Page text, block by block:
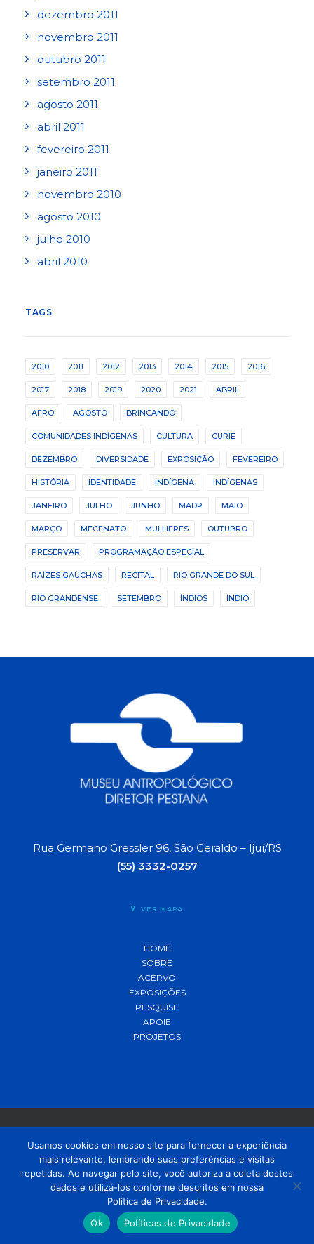
dezembro 2011
novembro 2011
outubro 2011
setembro 2011
agosto 2011
abril 2011
fevereiro 2011
janeiro 2011
novembro 2010
agosto 2010
julho 2010
abril 2010
TAGS
2010 2011 2012 2013 2014 2015 2016
2017 2018 2019 2020 2021 ABRIL
AFRO AGOSTO BRINCANDO
COMUNIDADES INDÍGENAS CULTURA CURIE
DEZEMBRO DIVERSIDADE EXPOSIÇÃO FEVEREIRO
HISTÓRIA IDENTIDADE INDÍGENA INDÍGENAS
JANEIRO JULHO JUNHO MADP MAIO
MARÇO MECENATO MULHERES OUTUBRO
PRESERVAR PROGRAMAÇÃO ESPECIAL
RAÍZES GAÚCHAS RECITAL RIO GRANDE DO SUL
RIO GRANDENSE SETEMBRO ÍNDIOS ÍNDIO
Rua Germano Gressler 96, São Geraldo – Ijuí/RS
(55) 3332-0257
VER MAPA
HOME
SOBRE
ACERVO
EXPOSIÇÕES
PESQUISE
APOIE
PROJETOS
© 2021 MADP – Desenvolvido pelaOUSE
Usamos cookies em nosso site para fornecer a experiência
mais relevante, lembrando suas preferências e visitas
repetidas. Ao navegar pelo site, você autoriza a coleta destes
dados e utilizá-los conforme descritos em nossa
Política de Privacidade.
Ok
Políticas de Privacidade